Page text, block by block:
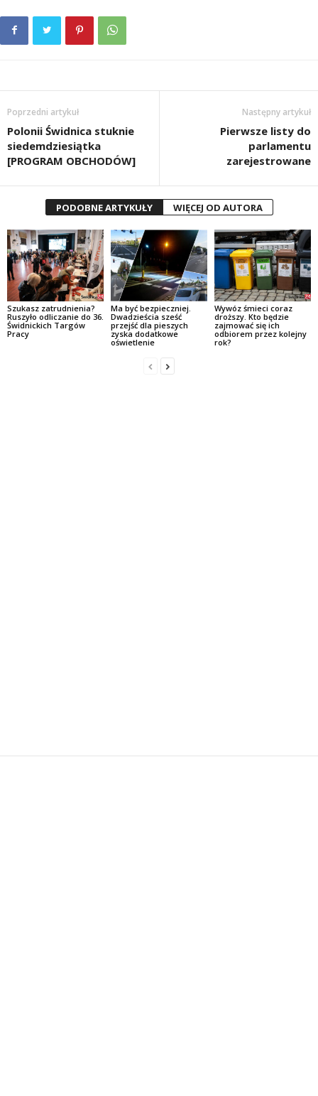
Poprzedni artykuł
Polonii Świdnica stuknie
siedemdziesiątka
[PROGRAM OBCHODÓW]
Następny artykuł
Pierwsze listy do
parlamentu
zarejestrowane
PODOBNE ARTYKUŁY WIĘCEJ OD AUTORA
Szukasz zatrudnienia?
Ruszyło odliczanie do 36.
Świdnickich Targów
Pracy
Ma być bezpieczniej.
Dwadzieścia sześć
przejść dla pieszych
zyska dodatkowe
oświetlenie
Wywóz śmieci coraz
droższy. Kto będzie
zajmować się ich
odbiorem przez kolejny
rok?